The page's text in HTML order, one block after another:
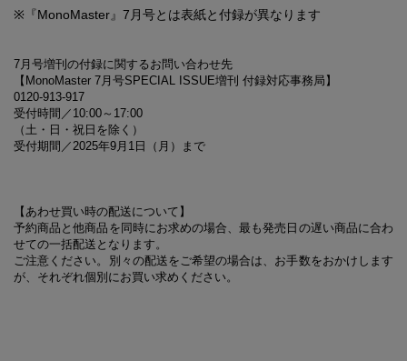
※『MonoMaster』7月号とは表紙と付録が異なります
7月号増刊の付録に関するお問い合わせ先
【MonoMaster 7月号SPECIAL ISSUE増刊 付録対応事務局】
0120-913-917
受付時間／10:00～17:00
（土・日・祝日を除く）
受付期間／2025年9月1日（月）まで
【あわせ買い時の配送について】
予約商品と他商品を同時にお求めの場合、最も発売日の遅い商品に合わ
せての一括配送となります。
ご注意ください。別々の配送をご希望の場合は、お手数をおかけします
が、それぞれ個別にお買い求めください。